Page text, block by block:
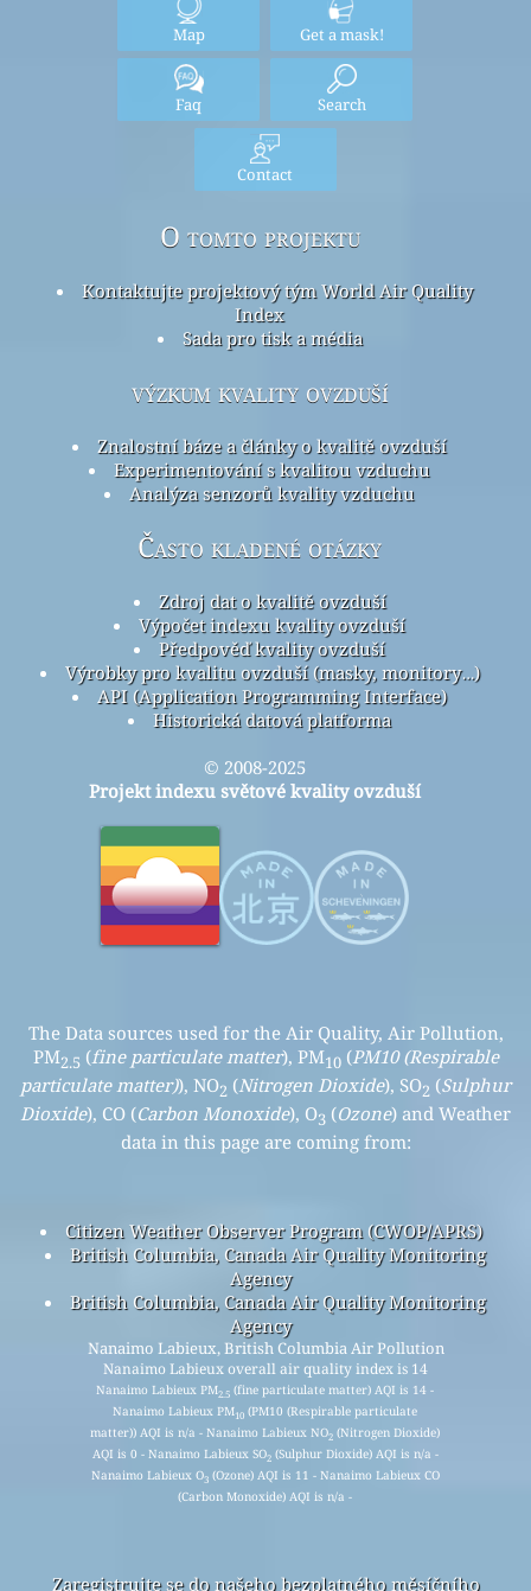
Map Get a mask!
Faq Search
Contact
O tomto projektu
Kontaktujte projektový tým World Air Quality
Index
Sada pro tisk a média
výzkum kvality ovzduší
Znalostní báze a články o kvalitě ovzduší
Experimentování s kvalitou vzduchu
Analýza senzorů kvality vzduchu
Často kladené otázky
Zdroj dat o kvalitě ovzduší
Výpočet indexu kvality ovzduší
Předpověď kvality ovzduší
Výrobky pro kvalitu ovzduší (masky, monitory…)
API (Application Programming Interface)
Historická datová platforma
© 2008-2025
Projekt indexu světové kvality ovzduší
The Data sources used for the Air Quality, Air Pollution,
PM2.5 (fine particulate matter), PM10(PM10 (Respirable
particulate matter)), NO2 (Nitrogen Dioxide), SO2 (Sulphur
Dioxide), CO (Carbon Monoxide), O3 (Ozone) and Weather
data in this page are coming from:
Citizen Weather Observer Program (CWOP/APRS)
British Columbia, Canada Air Quality Monitoring
Agency
British Columbia, Canada Air Quality Monitoring
Agency
Nanaimo Labieux, British Columbia Air Pollution
Nanaimo Labieux overall air quality index is 14
Nanaimo Labieux PM2.5 (fine particulate matter) AQI is 14 -
Nanaimo Labieux PM10 (PM10 (Respirable particulate
matter)) AQI is n/a - Nanaimo Labieux NO2 (Nitrogen Dioxide)
AQI is 0 - Nanaimo Labieux SO2(Sulphur Dioxide) AQI is n/a -
Nanaimo Labieux O3(Ozone) AQI is 11 - Nanaimo Labieux CO
(Carbon Monoxide) AQI is n/a -
Zaregistrujte se do našeho bezplatného měsíčního